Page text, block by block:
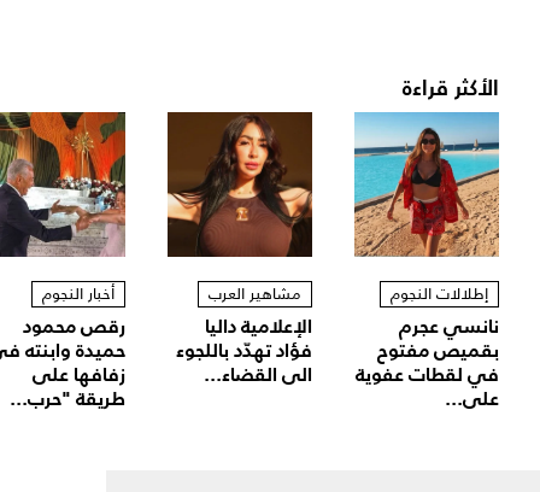
الأكثر قراءة
إطلالات النجوم
نانسي عجرم
بقميص مفتوح
في لقطات عفوية
على...
مشاهير العرب
الإعلامية داليا
فؤاد تهدّد باللجوء
الى القضاء...
أخبار النجوم
رقص محمود
حميدة وابنته
زفافها على
طريقة "حرب...